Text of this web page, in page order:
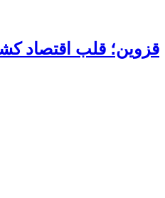
قزوین؛ قلب اقتصاد